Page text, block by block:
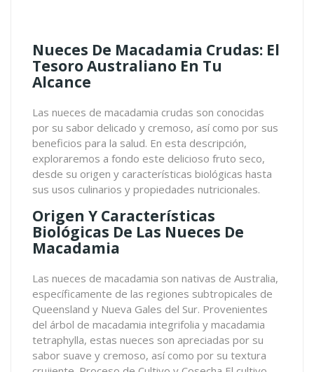
Nueces De Macadamia Crudas: El
Tesoro Australiano En Tu
Alcance
Las nueces de macadamia crudas son conocidas
por su sabor delicado y cremoso, así como por sus
beneficios para la salud. En esta descripción,
exploraremos a fondo este delicioso fruto seco,
desde su origen y características biológicas hasta
sus usos culinarios y propiedades nutricionales.
Origen Y Características
Biológicas De Las Nueces De
Macadamia
Las nueces de macadamia son nativas de Australia,
específicamente de las regiones subtropicales de
Queensland y Nueva Gales del Sur. Provenientes
del árbol de macadamia integrifolia y macadamia
tetraphylla, estas nueces son apreciadas por su
sabor suave y cremoso, así como por su textura